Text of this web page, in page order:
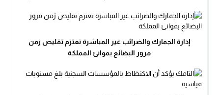
إدارة الجمارك والضرائب غير المباشرة تعتزم تقليص زمن
مرور البضائع بموانئ المملكة